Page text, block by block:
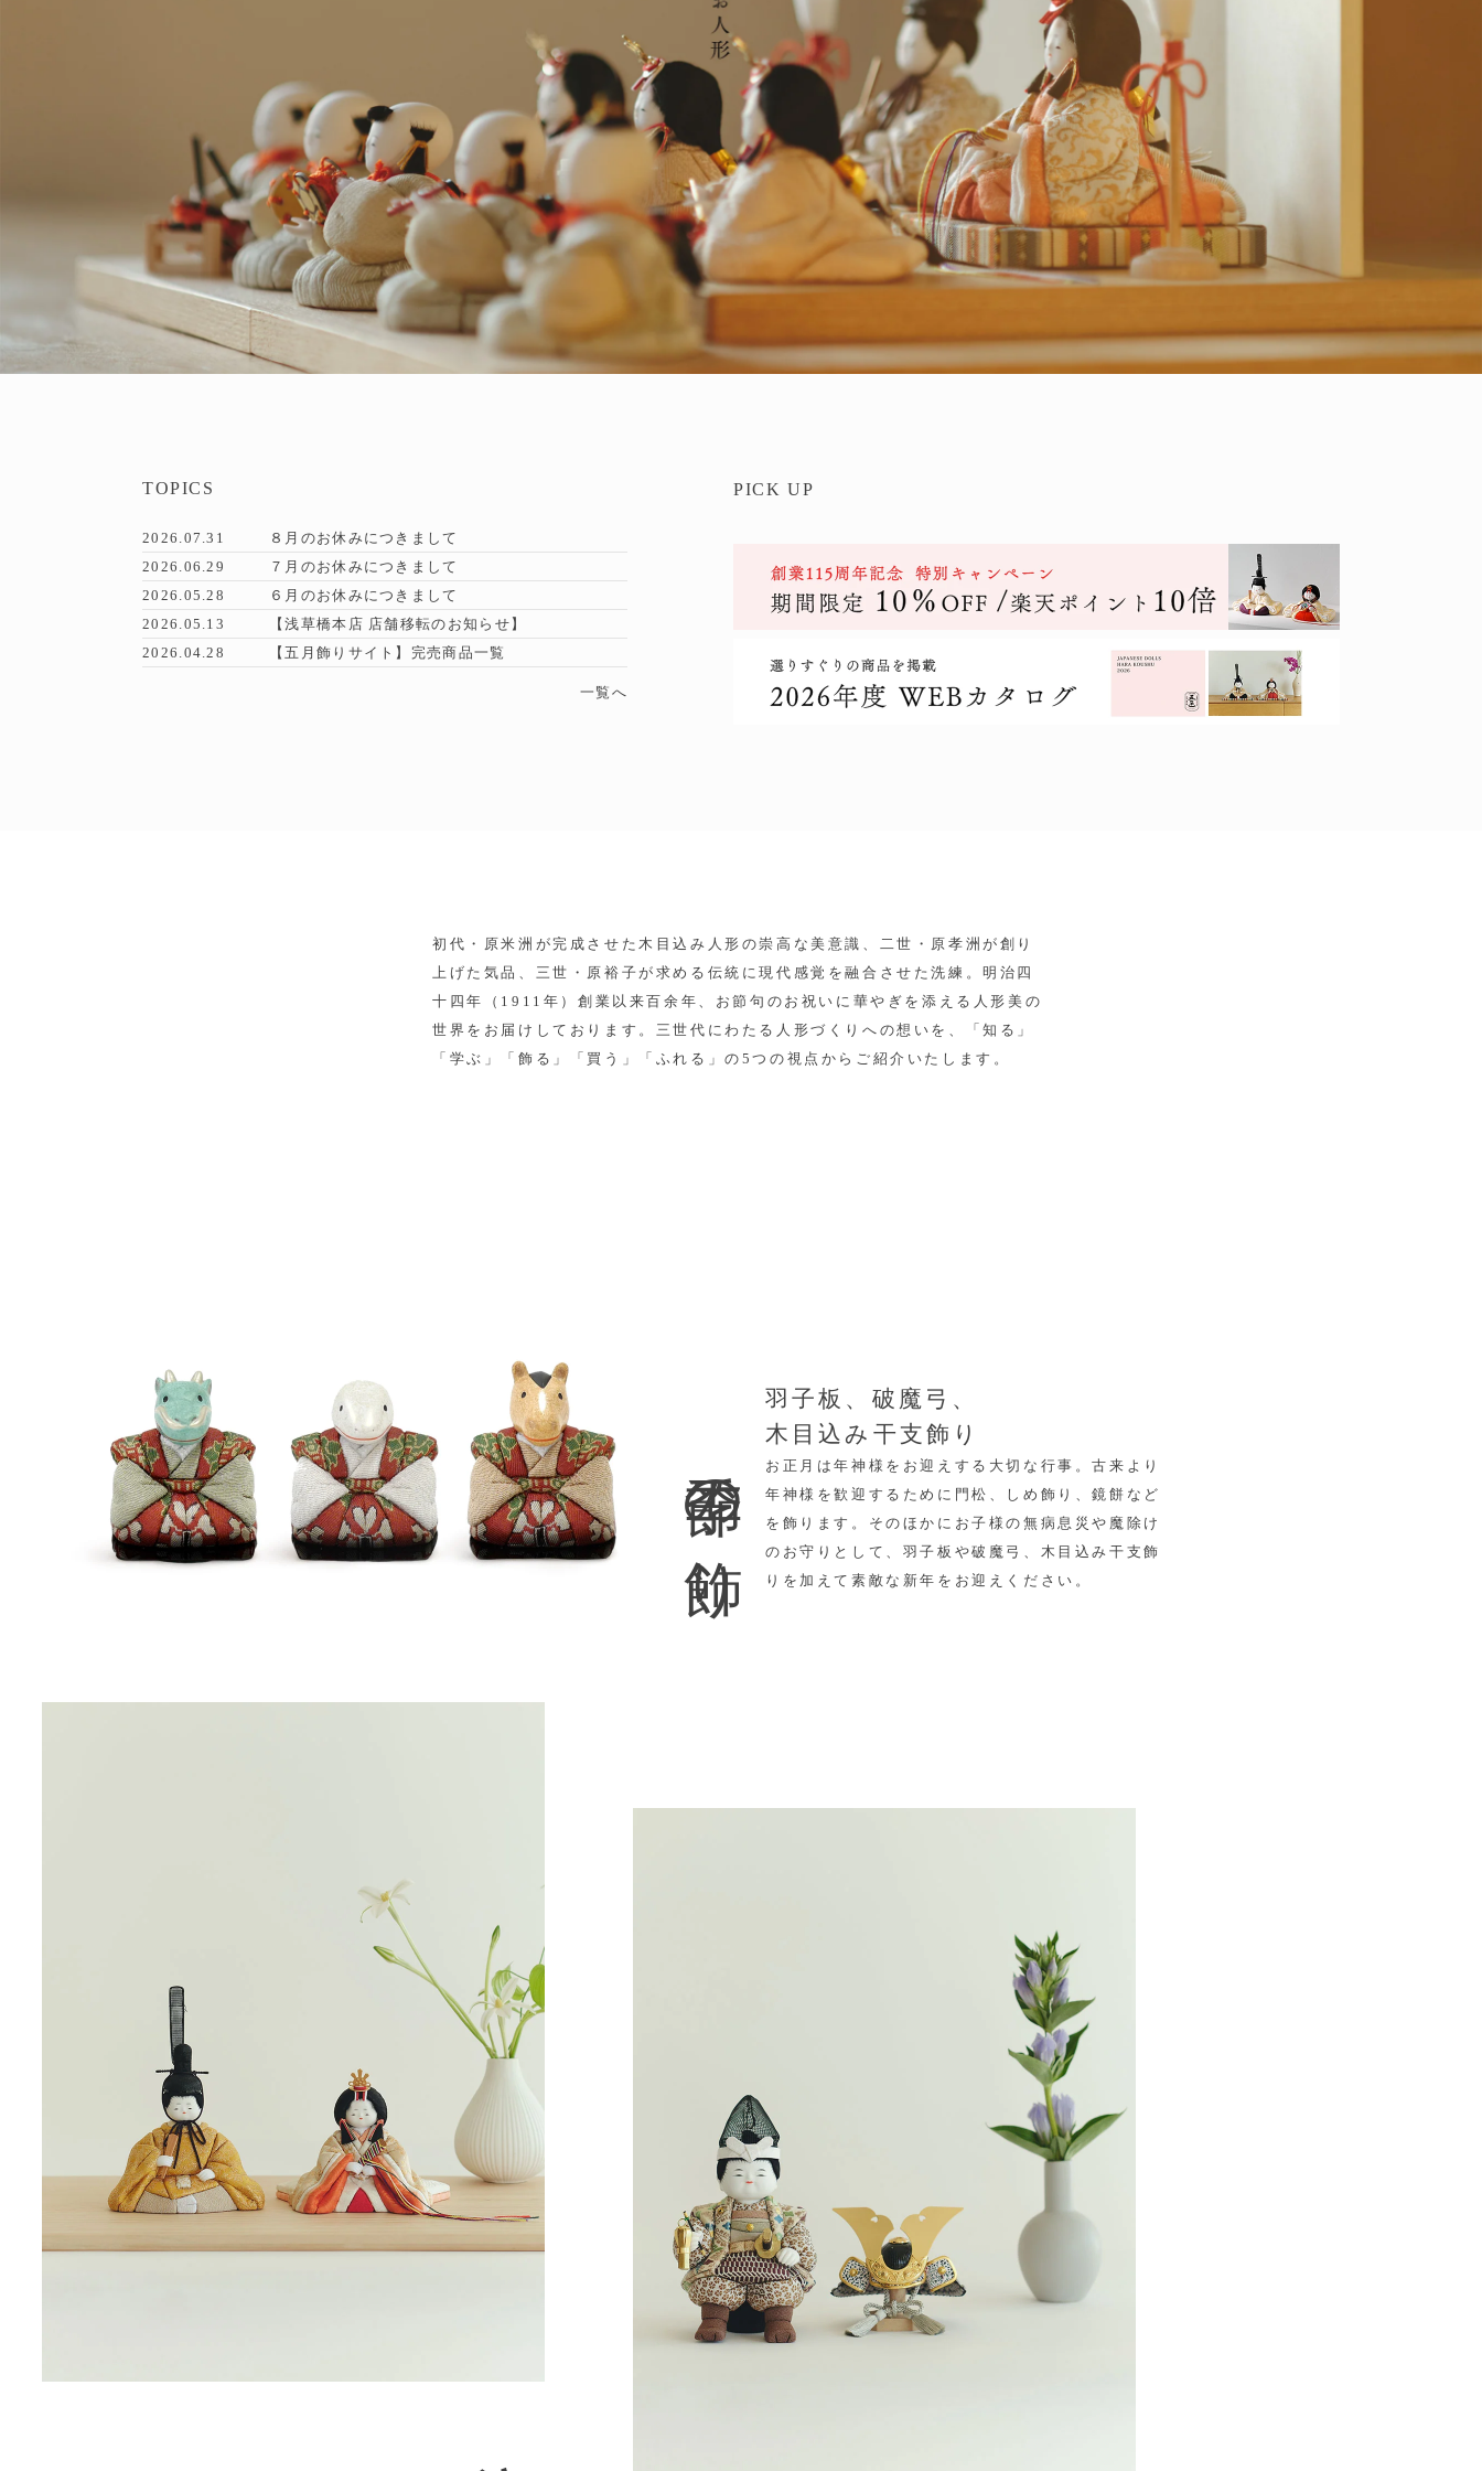
TOPICS
2026.07.31
８月のお休みにつきまして
2026.06.29
７月のお休みにつきまして
2026.05.28
６月のお休みにつきまして
2026.05.13
【浅草橋本店 店舗移転のお知らせ】
2026.04.28
【五月飾りサイト】完売商品一覧
一覧へ
PICK UP
初代・原米洲が完成させた木目込み人形の崇高な美意識、二世・原孝洲が創り
上げた気品、三世・原裕子が求める伝統に現代感覚を融合させた洗練。明治四
十四年（1911年）創業以来百余年、お節句のお祝いに華やぎを添える人形美の
世界をお届けしております。三世代にわたる人形づくりへの想いを、「知る」
「学ぶ」「飾る」「買う」「ふれる」の5つの視点からご紹介いたします。
季節の飾り
羽子板、破魔弓、
木目込み干支飾り
お正月は年神様をお迎えする大切な行事。古来より
年神様を歓迎するために門松、しめ飾り、鏡餅など
を飾ります。そのほかに お子様の無病息災や魔除け
のお守りとして、羽子板や破魔弓、木目込み干支飾
りを加えて素敵な新年をお迎えください。